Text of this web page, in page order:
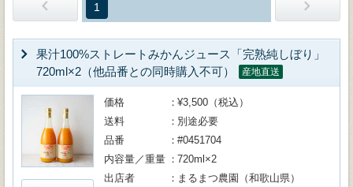
1
果汁100%ストレートみかんジュース「完熟純しぼり」
720ml×2（他品番との同時購入不可）
産地直送
価格
¥3,500（税込）
送料
別途必要
品番
#0451704
内容量／重量
720ml×2
出店者
まるまつ農園（和歌山県）